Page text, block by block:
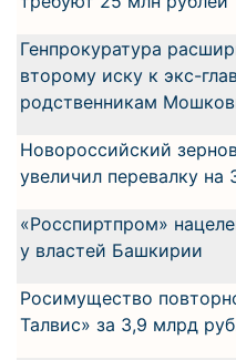
Генпрокуратура
второму иску к экс-
родственникам
Новороссийский
увеличил перевалку на
«Росспиртпром»
у властей Башкирии
Росимущество
Талвис» за 3,9 млрд